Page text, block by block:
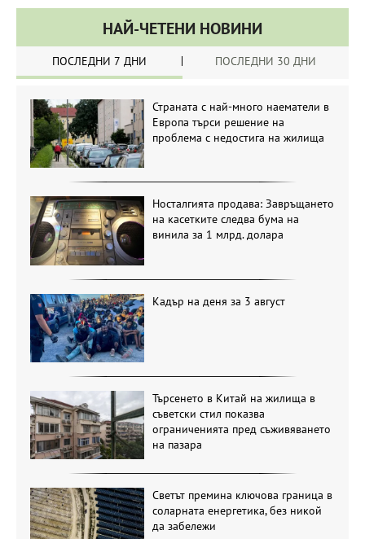
НАЙ-ЧЕТЕНИ НОВИНИ
ПОСЛЕДНИ 7 ДНИ ПОСЛЕДНИ 30 ДНИ
Страната с най-много наематели в
Европа търси решение на
проблема с недостига на жилища
Носталгията продава: Завръщането
на касетките следва бума на
винила за 1 млрд. долара
Кадър на деня за 3 август
Търсенето в Китай на жилища в
съветски стил показва
ограниченията пред съживяването
на пазара
Светът премина ключова граница в
соларната енергетика, без никой
да забележи